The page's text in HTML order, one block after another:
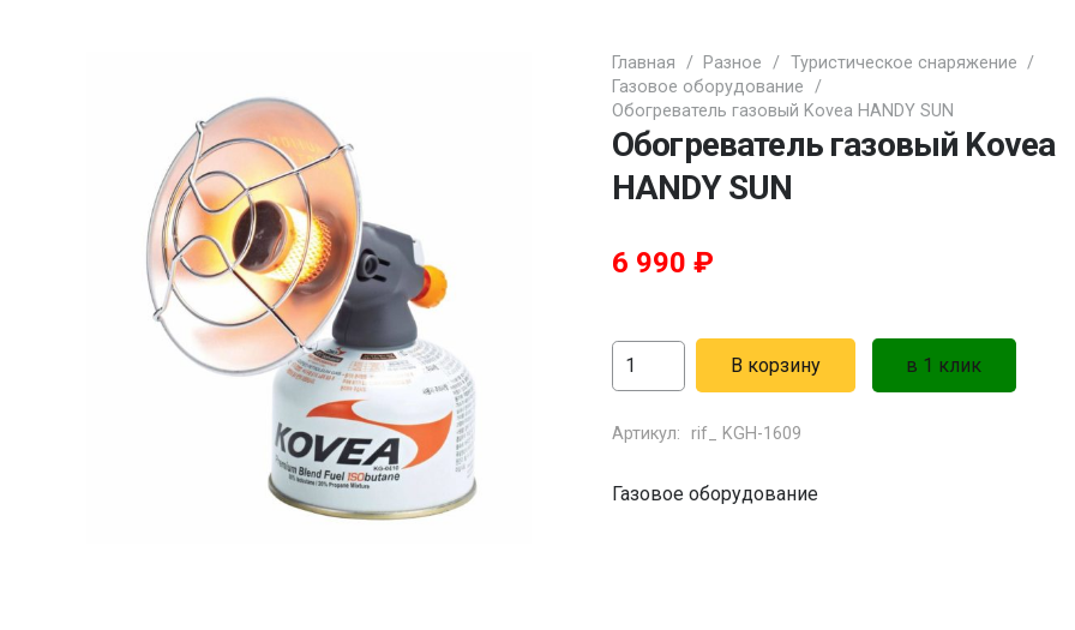
Главная / Разное / Туристическое снаряжение /
Газовое оборудование /
Обогреватель газовый Kovea HANDY SUN
Обогреватель газовый Kovea
HANDY SUN
6 990 ₽
Количество
товара
Обогреватель
Kovea
В корзину в 1 клик
Артикул: rif_ KGH-1609
Газовое оборудование